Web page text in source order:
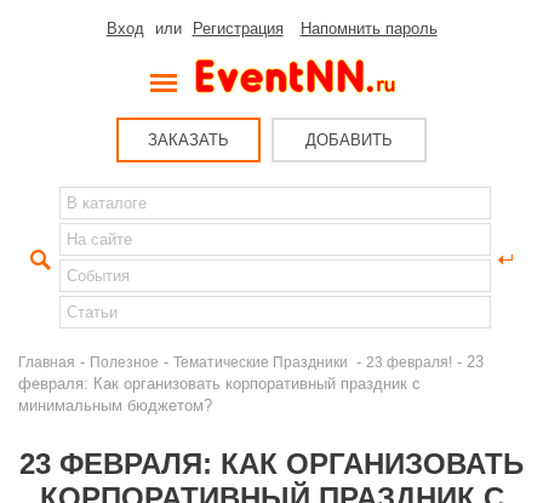
Вход или Регистрация Напомнить пароль
ЗАКАЗАТЬ ДОБАВИТЬ
Главная - Полезное - Тематические Праздники - 23 февраля! - 23
февраля: Как организовать корпоративный праздник с
минимальным бюджетом?
23 ФЕВРАЛЯ: КАК ОРГАНИЗОВАТЬ